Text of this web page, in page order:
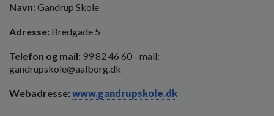
Navn: Gandrup Skole
Adresse: Bredgade 5
Telefon og mail: 99 82 46 60 - mail:
gandrupskole@aalborg.dk
Webadresse: www.gandrupskole.dk